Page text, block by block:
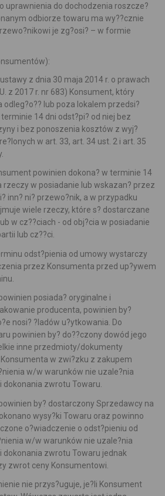
uprawnienia do dochodzenia roszcze?
odbiorze towaru ma wy??cznie
je zg?osi? – w formie
z dnia 30 maja 2014 r. o prawach
z 2017 r. nr 683) Konsument, który
odleg?o?? lub poza lokalem przedsi?
14 dni odst?pi? od niej bez
i bez ponoszenia kosztów z wyj?
w art. 33, art. 34 ust. 2 i art. 35
powinien dokona? w terminie 14
rzeczy w posiadanie lub wskazan? przez
inn? ni? przewo?nik, a w przypadku
wiele rzeczy, które s? dostarczane
w cz??ciach - od obj?cia w posiadanie
lub cz??ci.
odst?pienia od umowy wystarczy
przez Konsumenta przed up?ywem
posiada? oryginalne i
producenta, powinien by?
nosi? ?ladów u?ytkowania. Do
powinien by? do??czony dowód jego
inne przedmioty/dokumenty
w zwi?zku z zakupem
w/w warunków nie uzale?nia
dokonania zwrotu Towaru.
by? dostarczony Sprzedawcy na
wysy?ki Towaru oraz powinno
o?wiadczenie o odst?pieniu od
w/w warunków nie uzale?nia
dokonania zwrotu Towaru jednak
zwrot ceny Konsumentowi.
nie przys?uguje, je?li Konsument